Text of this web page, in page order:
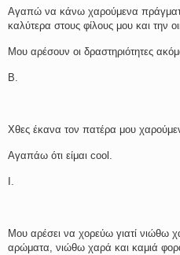
Αγαπώ να κάνω χαρούμενα
καλύτερα στους φίλους μου και την
Μου αρέσουν οι δραστηριότητες
Β.
Χθες έκανα τον πατέρα μου
Αγαπάω ότι είμαι cool.
I.
Μου αρέσει να χορεύω γιατί νιώθω
αρώματα, νιώθω χαρά και καμιά